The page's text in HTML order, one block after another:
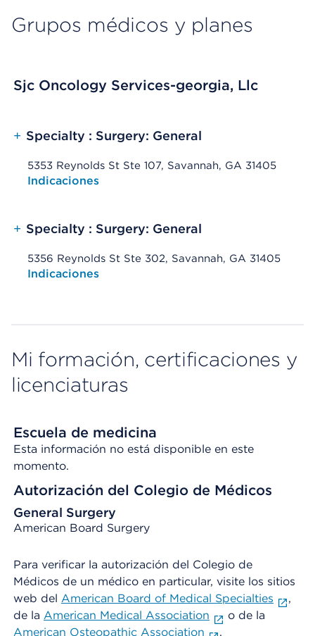
Grupos médicos y planes
Sjc Oncology Services-georgia, Llc
+ Specialty : Surgery: General
5353 Reynolds St Ste 107, Savannah, GA 31405
Opens native map application on mobile devices
Indicaciones
+ Specialty : Surgery: General
5356 Reynolds St Ste 302, Savannah, GA 31405
Opens native map application on mobile devices
Indicaciones
Mi formación, certificaciones y
licenciaturas
Escuela de medicina
Esta información no está disponible en este
momento.
Autorización del Colegio de Médicos
General Surgery
American Board Surgery
Para verificar la autorización del Colegio de
Médicos de un médico en particular, visite los sitios
web del American Board of Medical Specialties
,
de la American Medical Association
o de la
American Osteopathic Association
.